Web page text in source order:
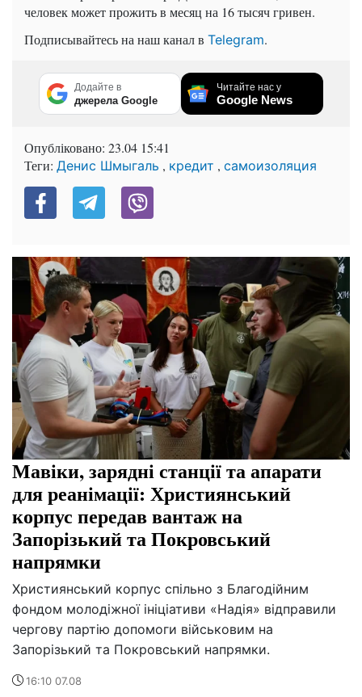
человек может прожить в месяц на 16 тысяч гривен.
Подписывайтесь на наш канал в Telegram.
Додайте в
джерела Google
Читайте нас у
Google News
Опубліковано: 23.04 15:41
Теги: Денис Шмыгаль , кредит , самоизоляция
Мавіки, зарядні станції та апарати
для реанімації: Християнський
корпус передав вантаж на
Запорізький та Покровський
напрямки
Християнський корпус спільно з Благодійним
фондом молодіжної ініціативи «Надія» відправили
чергову партію допомоги військовим на
Запорізький та Покровський напрямки.
16:10 07.08